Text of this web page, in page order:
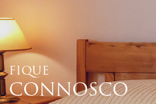
FIQUE
CONNOSCO